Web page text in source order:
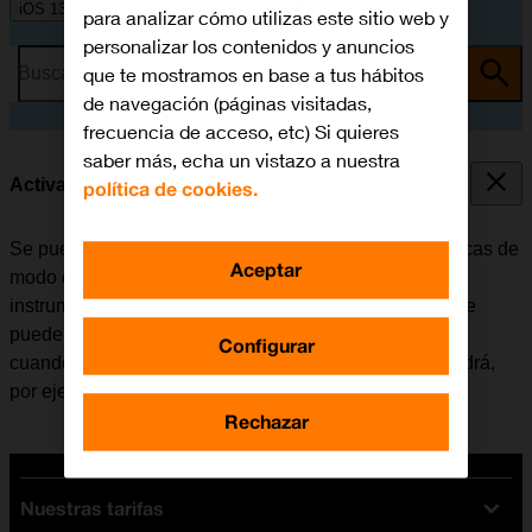
iOS 13.1
Busca por problema o tema
Activar o desactivar el modo de avión
Se pueden interrumpir todas las conexiones inalámbricas de
modo que el móvil no interfiere, por ejemplo, con los
instrumentos de un avión o el equipo de un hospital. Se
pueden seguir utilizando algunas funciones del móvil
cuando el modo de avión está activado, pero no se podrá,
por ejemplo, enviar mensajes ni realizar llamadas.
Nuestras tarifas
para analizar cómo utilizas este sitio web y
personalizar los contenidos y anuncios
que te mostramos en base a tus hábitos
de navegación (páginas visitadas,
frecuencia de acceso, etc) Si quieres
saber más, echa un vistazo a nuestra
política de cookies.
Configurar
Rechazar
Aceptar